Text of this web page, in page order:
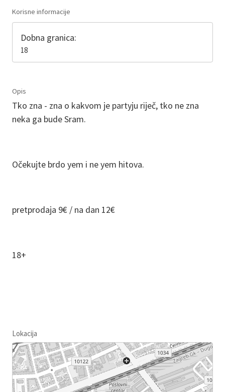
Korisne informacije
Dobna granica:
18
Opis
Tko zna - zna o kakvom je partyju riječ, tko ne zna
neka ga bude Sram.
Očekujte brdo yem i ne yem hitova.
pretprodaja 9€ / na dan 12€
18+
Lokacija